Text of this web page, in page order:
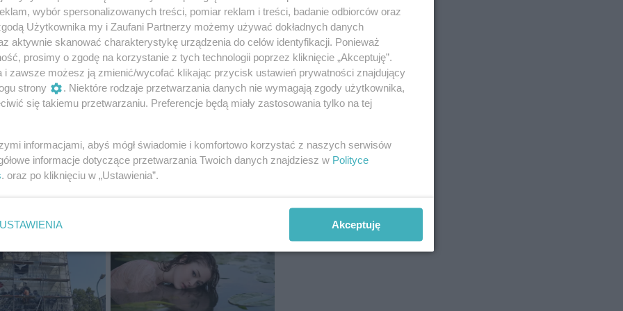
wybór spersonalizowanych treści, pomiar reklam i treści, badanie odbiorców oraz
Użytkownika my i Zaufani Partnerzy możemy używać dokładnych danych
aktywnie skanować charakterystykę urządzenia do celów identyfikacji. Ponieważ
prosimy o zgodę na korzystanie z tych technologii poprzez kliknięcie „Akceptuję”.
i zawsze możesz ją zmienić/wycofać klikając przycisk ustawień prywatności znajdujący
strony
. Niektóre rodzaje przetwarzania danych nie wymagają zgody użytkownika,
się takiemu przetwarzaniu. Preferencje będą miały zastosowania tylko na tej
informacjami, abyś mógł świadomie i komfortowo korzystać z naszych serwisów
informacje dotyczące przetwarzania Twoich danych znajdziesz w Polityce
. oraz po kliknięciu w „Ustawienia”.
USTAWIENIA Akceptuję